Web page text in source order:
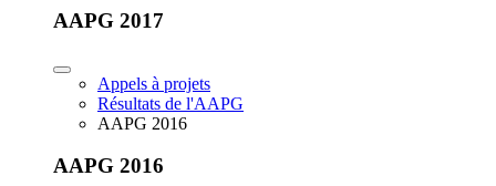
AAPG 2017
Appels à projets
Résultats de l'AAPG
AAPG 2016
AAPG 2016